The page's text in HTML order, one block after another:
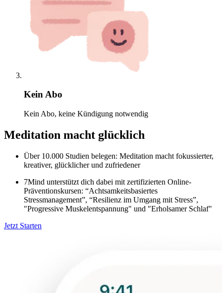
Kein Abo
Kein Abo, keine Kündigung notwendig
Meditation macht glücklich
Über 10.000 Studien belegen: Meditation macht fokussierter,
kreativer, glücklicher und zufriedener
7Mind unterstützt dich dabei mit zertifizierten Online-
Präventionskursen: “Achtsamkeitsbasiertes
Stressmanagement”, “Resilienz im Umgang mit Stress”,
"Progressive Muskelentspannung" und "Erholsamer Schlaf"
Jetzt Starten